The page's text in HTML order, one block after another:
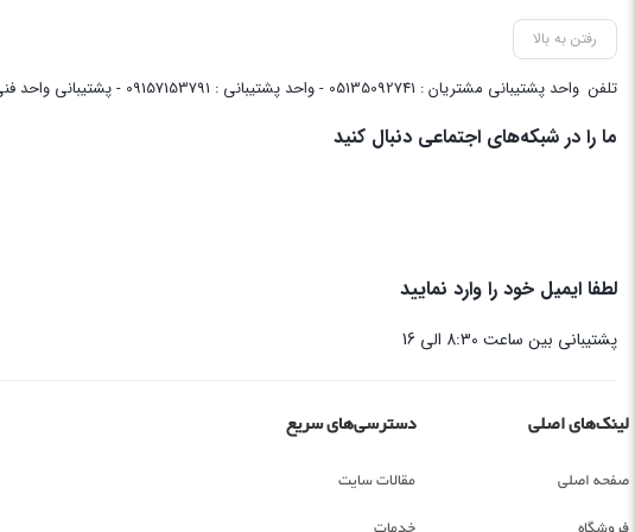
رفتن به بالا
تلفن واحد پشتیبانی مشتریان : 05135092741 - واحد پشتیبانی : 09157153791 - پشتیبانی واحد فنی سایت : 09058048656
ما را در شبکه‌های اجتماعی دنبال کنید
لطفا ایمیل خود را وارد نمایید
پشتیبانی بین ساعت 8:30 الی 16
لینک‌های اصلی
صفحه اصلی
دسترسی‌های سریع
مقالات سایت